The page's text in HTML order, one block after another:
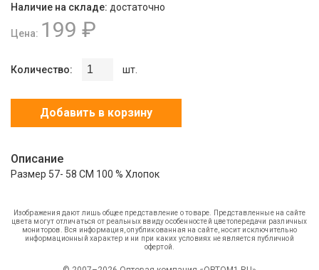
Наличие на складе: достаточно
Цена: 199 ₽
Количество: шт.
Добавить в корзину
Описание
Размер 57- 58 СМ 100 % Хлопок
Изображения дают лишь общее представление о товаре. Представленные на сайте
цвета могут отличаться от реальных ввиду особенностей цветопередачи различных
мониторов. Вся информация, опубликованная на сайте, носит исключительно
информационный характер и ни при каких условиях не является публичной
офертой.